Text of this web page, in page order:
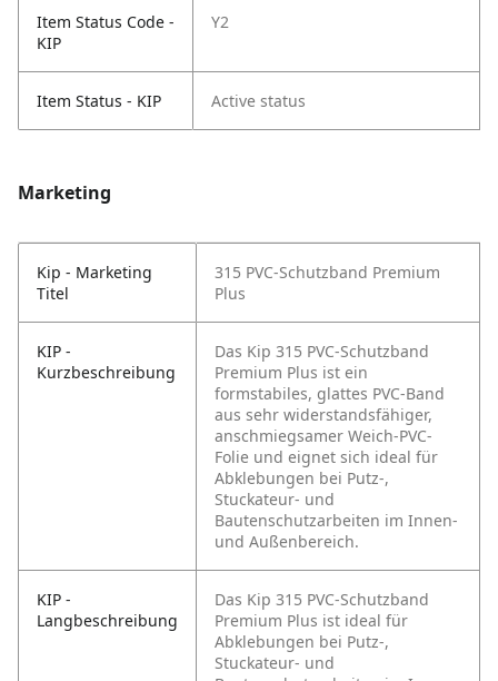
Item Status Code -
KIP
Y2
Item Status - KIP Active status
Marketing
Kip - Marketing
Titel
315 PVC-Schutzband Premium
Plus
KIP -
Kurzbeschreibung
Das Kip 315 PVC-Schutzband
Premium Plus ist ein
formstabiles, glattes PVC-Band
aus sehr widerstandsfähiger,
anschmiegsamer Weich-PVC-
Folie und eignet sich ideal für
Abklebungen bei Putz-,
Stuckateur- und
Bautenschutzarbeiten im Innen-
und Außenbereich.
KIP -
Langbeschreibung
Das Kip 315 PVC-Schutzband
Premium Plus ist ideal für
Abklebungen bei Putz-,
Stuckateur- und